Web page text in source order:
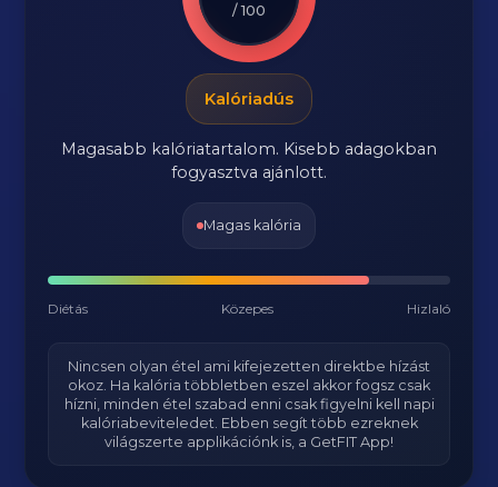
/ 100
Kalóriadús
Magasabb kalóriatartalom. Kisebb adagokban
fogyasztva ajánlott.
Magas kalória
Diétás Közepes Hizlaló
Nincsen olyan étel ami kifejezetten direktbe hízást
okoz. Ha kalória többletben eszel akkor fogsz csak
hízni, minden étel szabad enni csak figyelni kell napi
kalóriabeviteledet. Ebben segít több ezreknek
világszerte applikációnk is, a GetFIT App!